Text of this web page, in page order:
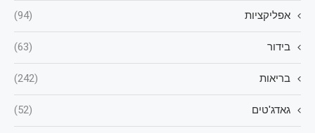
אפליקציות (94)
בידור (63)
בריאות (242)
גאדג'טים (52)